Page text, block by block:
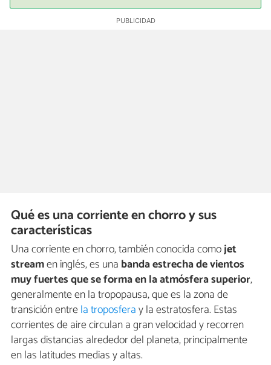
Qué es una corriente en chorro y sus
características
Una corriente en chorro, también conocida comojet
streamen inglés, es una banda estrecha de vientos
muy fuertes que se forma en la atmósfera superior,
generalmente en la tropopausa, que es la zona de
transición entrela troposferay la estratosfera. Estas
corrientes de aire circulan a gran velocidad y recorren
largas distancias alrededor del planeta, principalmente
en las latitudes medias y altas.